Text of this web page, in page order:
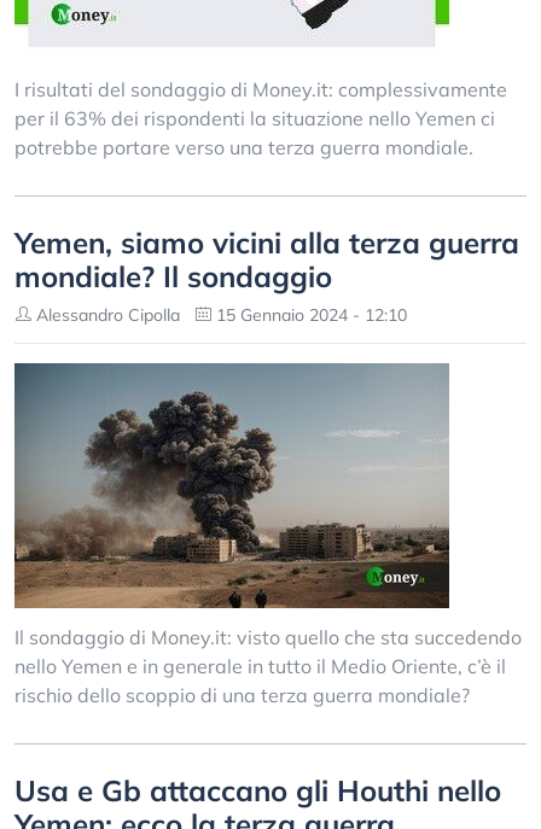
I risultati del sondaggio di Money.it: complessivamente
per il 63% dei rispondenti la situazione nello Yemen ci
potrebbe portare verso una terza guerra mondiale.
Yemen, siamo vicini alla terza guerra
mondiale? Il sondaggio
Alessandro Cipolla 15 Gennaio 2024 - 12:10
Il sondaggio di Money.it: visto quello che sta succedendo
nello Yemen e in generale in tutto il Medio Oriente, c’è il
rischio dello scoppio di una terza guerra mondiale?
Usa e Gb attaccano gli Houthi nello